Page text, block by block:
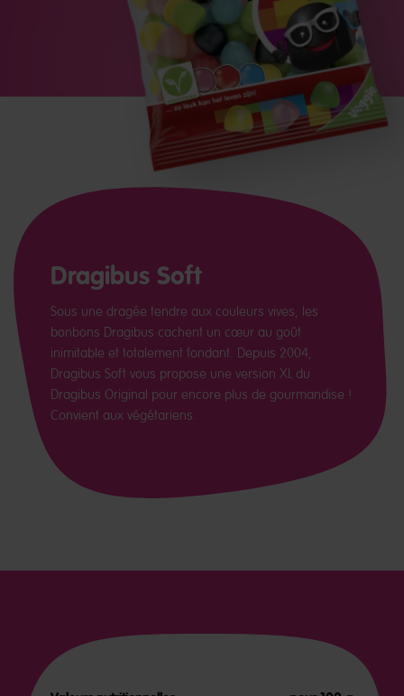
Dragibus Soft
Sous une dragée tendre aux couleurs vives, les
bonbons Dragibus cachent un cœur au goût
inimitable et totalement fondant. Depuis 2004,
Dragibus Soft vous propose une version XL du
Dragibus Original pour encore plus de gourmandise !
Convient aux végétariens.